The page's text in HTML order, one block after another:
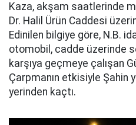
Kaza, akşam saatlerinde
Dr. Halil Ürün Caddesi
Edinilen bilgiye göre, N.B.
otomobil, cadde üzerinde
karşıya geçmeye çalışan
Çarpmanın etkisiyle Şahin
yerinden kaçtı.